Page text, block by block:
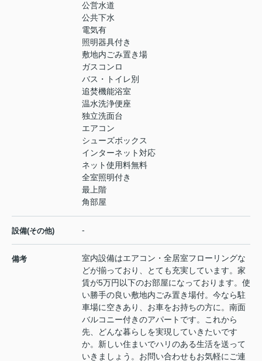
公営水道
公共下水
電気有
照明器具付き
敷地内ごみ置き場
ガスコンロ
バス・トイレ別
追焚機能浴室
温水洗浄便座
独立洗面台
エアコン
シューズボックス
インターネット対応
ネット使用料無料
全室照明付き
最上階
角部屋
設備(その他) -
備考
室内設備はエアコン・全居室フローリングな
どが揃っており、とても充実しています。家
賃が5万円以下のお部屋になっております。使
い勝手の良い敷地内ごみ置き場付。今なら駐
車場に空きあり、お車をお持ちの方に。南面
バルコニー付きのアパートです。これから
先、どんな暮らしを実現していきたいです
か。新しい住まいでハリのある生活を送って
いきましょう。お問い合わせもお気軽にご連